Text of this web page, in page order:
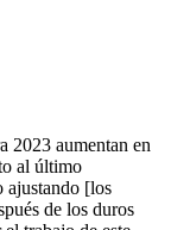
2023 aumentan en
al último
ajustando [los
de los duros